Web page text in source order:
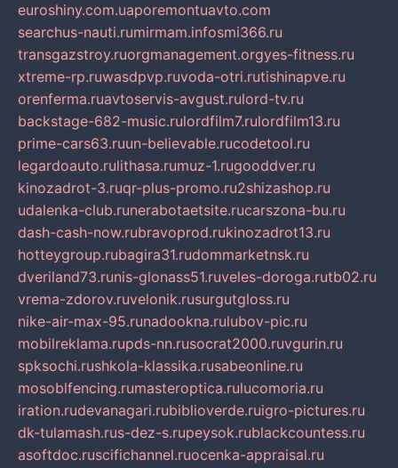
euroshiny.com.uaporemontuavto.com
searchus-nauti.rumirmam.infosmi366.ru
transgazstroy.ruorgmanagement.orgyes-fitness.ru
xtreme-rp.ruwasdpvp.ruvoda-otri.rutishinapve.ru
orenferma.ruavtoservis-avgust.rulord-tv.ru
backstage-682-music.rulordfilm7.rulordfilm13.ru
prime-cars63.ruun-believable.rucodetool.ru
legardoauto.rulithasa.rumuz-1.rugooddver.ru
kinozadrot-3.ruqr-plus-promo.ru2shizashop.ru
udalenka-club.runerabotaetsite.rucarszona-bu.ru
dash-cash-now.rubravoprod.rukinozadrot13.ru
hotteygroup.rubagira31.rudommarketnsk.ru
dveriland73.runis-glonass51.ruveles-doroga.rutb02.ru
vrema-zdorov.ruvelonik.rusurgutgloss.ru
nike-air-max-95.runadookna.rulubov-pic.ru
mobilreklama.rupds-nn.rusocrat2000.ruvgurin.ru
spksochi.rushkola-klassika.rusabeonline.ru
mosoblfencing.rumasteroptica.rulucomoria.ru
iration.rudevanagari.rubiblioverde.ruigro-pictures.ru
dk-tulamash.rus-dez-s.rupeysok.rublackcountess.ru
asoftdoc.ruscifichannel.ruocenka-appraisal.ru